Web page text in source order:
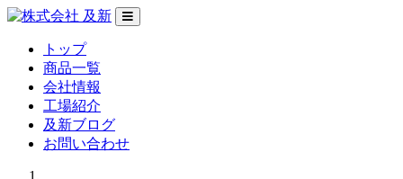
トップ
商品一覧
会社情報
工場紹介
及新ブログ
お問い合わせ